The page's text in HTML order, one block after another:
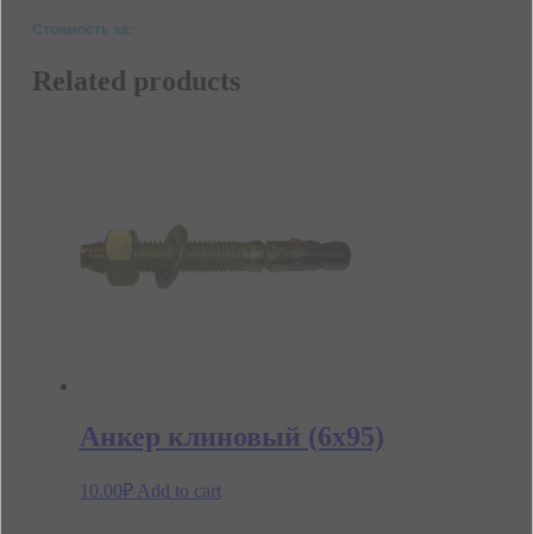
Стоимость за:
Related products
Анкер клиновый (6х95)
10.00₽ Add to cart